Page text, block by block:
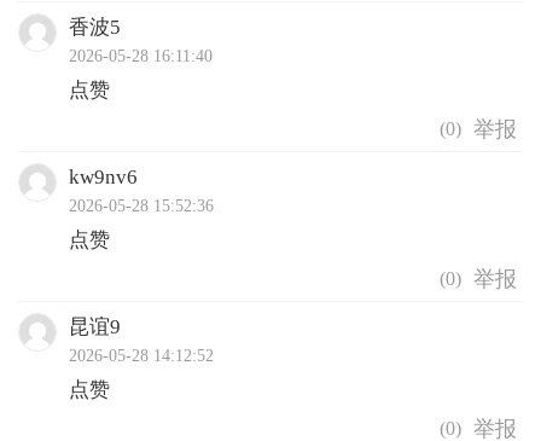
香波5
2026-05-28 16:11:40
点赞
(0)
kw9nv6
2026-05-28 15:52:36
点赞
(0)
昆谊9
2026-05-28 14:12:52
点赞
(0)